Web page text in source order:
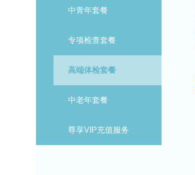
中青年套餐
专项检查套餐
高端体检套餐
中老年套餐
尊享VIP充值服务